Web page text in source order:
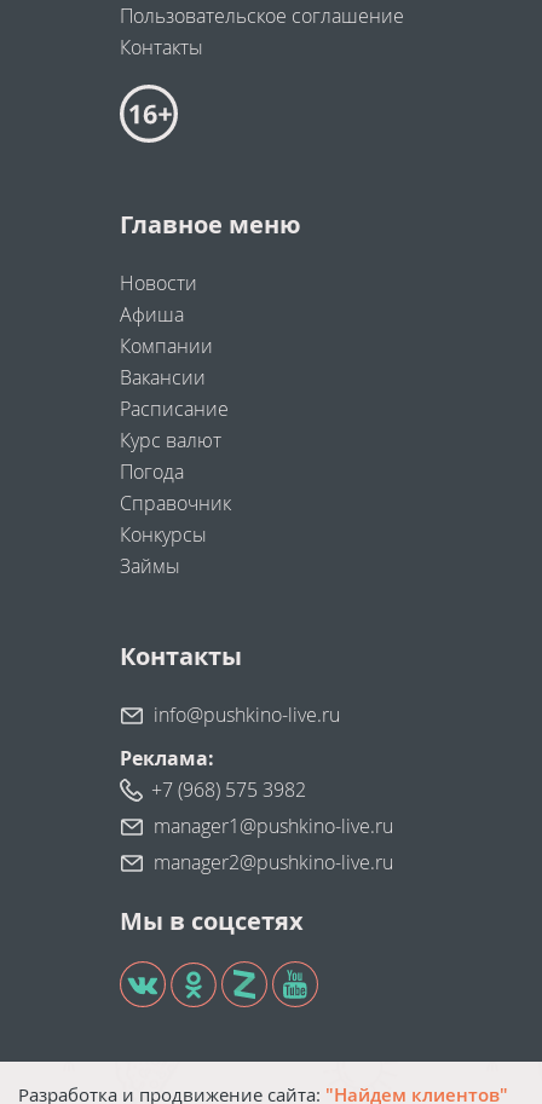
Пользовательское соглашение
Контакты
Главное меню
Новости
Афиша
Компании
Вакансии
Расписание
Курс валют
Погода
Справочник
Конкурсы
Займы
Контакты
info@pushkino-live.ru
Реклама:
+7 (968) 575 3982
manager1@pushkino-live.ru
manager2@pushkino-live.ru
Мы в соцсетях
Разработка и продвижение сайта: "Найдем клиентов"